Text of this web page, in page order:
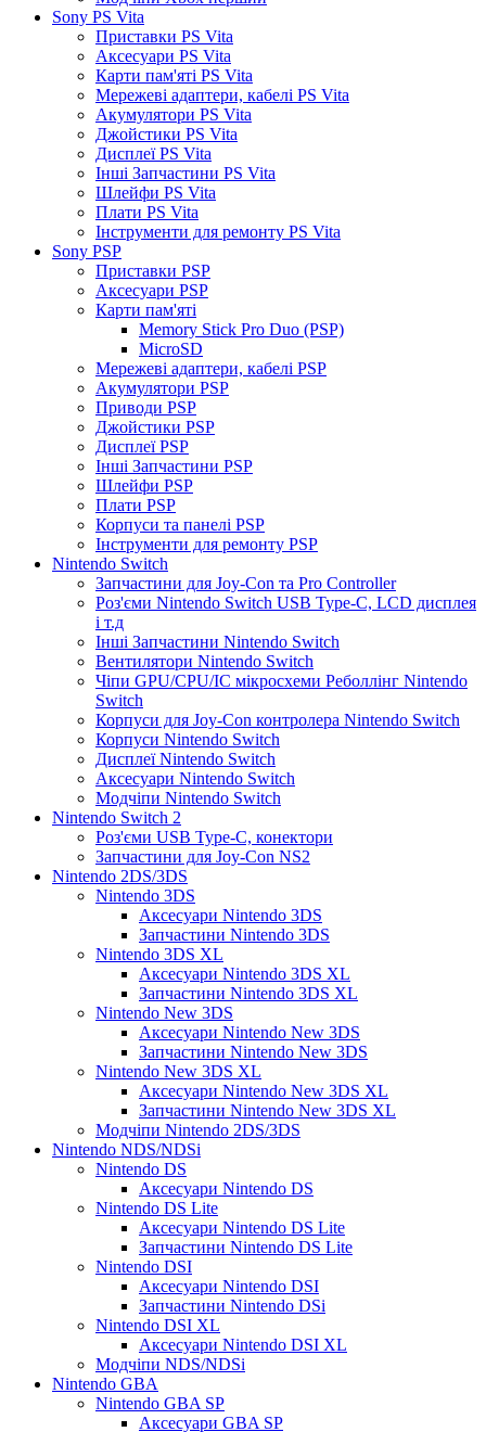
Sony PS Vita
Приставки PS Vita
Аксесуари PS Vita
Карти пам'яті PS Vita
Мережеві адаптери, кабелі PS Vita
Акумулятори PS Vita
Джойстики PS Vita
Дисплеї PS Vita
Інші Запчастини PS Vita
Шлейфи PS Vita
Плати PS Vita
Інструменти для ремонту PS Vita
Sony PSP
Приставки PSP
Аксесуари PSP
Карти пам'яті
Memory Stick Pro Duo (PSP)
MicroSD
Мережеві адаптери, кабелі PSP
Акумулятори PSP
Приводи PSP
Джойстики PSP
Дисплеї PSP
Інші Запчастини PSP
Шлейфи PSP
Плати PSP
Корпуси та панелі PSP
Інструменти для ремонту PSP
Nintendo Switch
Запчастини для Joy-Con та Pro Controller
Роз'єми Nintendo Switch USB Type-C, LCD дисплея
і т.д
Інші Запчастини Nintendo Switch
Вентилятори Nintendo Switch
Чіпи GPU/CPU/IC мікросхеми Реболлінг Nintendo
Switch
Корпуси для Joy-Con контролера Nintendo Switch
Корпуси Nintendo Switch
Дисплеї Nintendo Switch
Аксесуари Nintendo Switch
Модчіпи Nintendo Switch
Nintendo Switch 2
Роз'єми USB Type-C, конектори
Запчастини для Joy-Con NS2
Nintendo 2DS/3DS
Nintendo 3DS
Аксесуари Nintendo 3DS
Запчастини Nintendo 3DS
Nintendo 3DS XL
Аксесуари Nintendo 3DS XL
Запчастини Nintendo 3DS XL
Nintendo New 3DS
Аксесуари Nintendo New 3DS
Запчастини Nintendo New 3DS
Nintendo New 3DS XL
Аксесуари Nintendo New 3DS XL
Запчастини Nintendo New 3DS XL
Модчіпи Nintendo 2DS/3DS
Nintendo NDS/NDSi
Nintendo DS
Аксесуари Nintendo DS
Nintendo DS Lite
Аксесуари Nintendo DS Lite
Запчастини Nintendo DS Lite
Nintendo DSI
Аксесуари Nintendo DSI
Запчастини Nintendo DSi
Nintendo DSI XL
Аксесуари Nintendo DSI XL
Модчіпи NDS/NDSi
Nintendo GBA
Nintendo GBA SP
Аксесуари GBA SP